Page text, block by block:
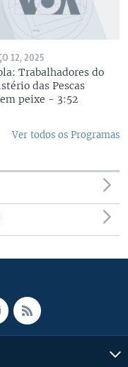
12, 2025
Trabalhadores do
das Pescas
peixe - 3:52
Ver todos os Programas